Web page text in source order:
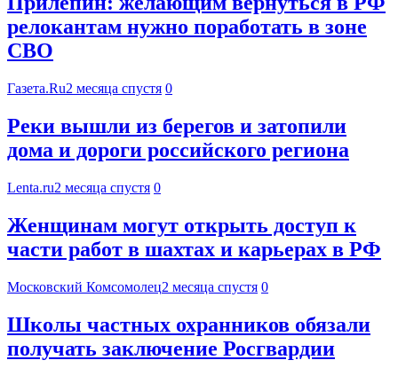
релокантам нужно поработать в зоне
СВО
Газета.Ru2 месяца спустя 0
Реки вышли из берегов и затопили
дома и дороги российского региона
Lenta.ru2 месяца спустя 0
Женщинам могут открыть доступ к
части работ в шахтах и карьерах в РФ
Московский Комсомолец2 месяца спустя 0
Школы частных охранников обязали
получать заключение Росгвардии